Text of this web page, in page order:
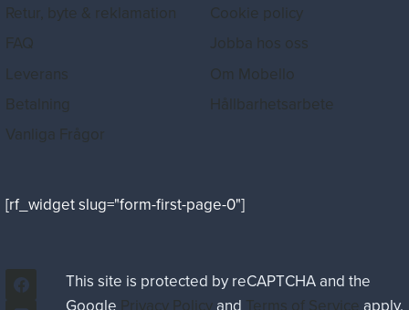
Retur, byte & reklamation
FAQ
Leverans
Betalning
Vanliga Frågor
Cookie policy
Jobba hos oss
Om Mobello
Hållbarhetsarbete
[rf_widget slug="form-first-page-0"]
This site is protected by reCAPTCHA and the
Google Privacy Policyand Terms of Service apply.